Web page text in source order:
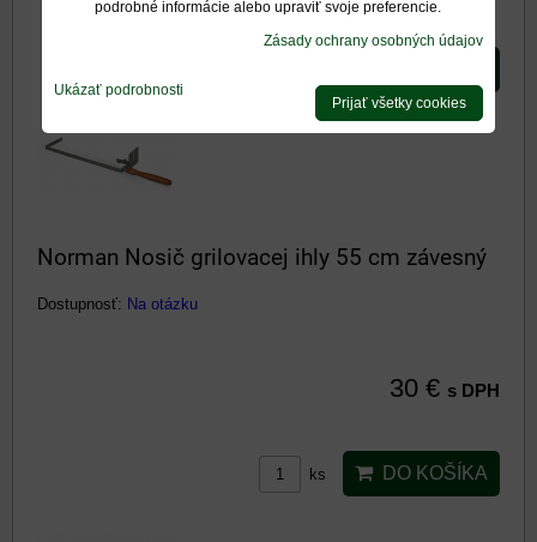
Norman Nosič grilovacej ihly 55 cm závesný
Dostupnosť: Na otázku
30 € s DPH
ks DO KOŠÍKA
podrobné informácie alebo upraviť svoje preferencie.
Zásady ochrany osobných údajov
Ukázať podrobnosti
Prijať všetky cookies